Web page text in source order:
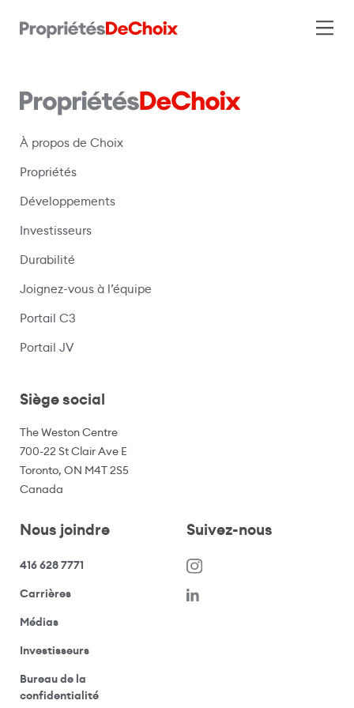
À propos de Choix
Propriétés
Développements
Investisseurs
Durabilité
Joignez-vous à l’équipe
Portail C3
Portail JV(s’ouvre dans une nouvelle fenêtre)
Siège social
The Weston Centre
700-22 St Clair Ave E
Toronto, ON M4T 2S5
Canada
Nous joindre
416 628 7771
Carrières(s’ouvre dans une nouvelle fenêtre)
Médias(ouvre votre application de messagerie)
Investisseurs(ouvre votre application de messagerie)
Bureau de la
confidentialité(ouvre votre application de messagerie)
Suivez-nous